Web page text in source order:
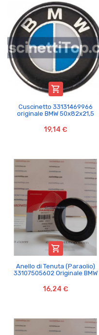

Cuscinetto 33131469966
originale BMW 50x82x21,5
19,14 €

Anello di Tenuta (Paraolio)
33107505602 Originale BMW
16,24 €